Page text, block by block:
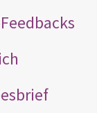
Feedbacks